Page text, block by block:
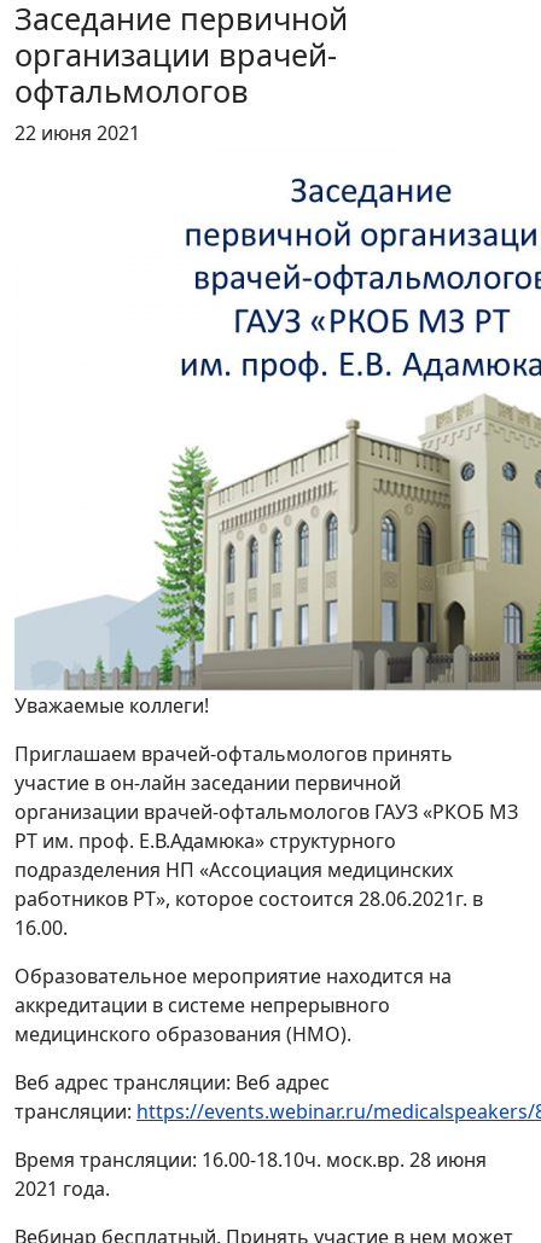
Заседание первичной
организации врачей-
офтальмологов
22 июня 2021
Уважаемые коллеги!
Приглашаем врачей-офтальмологов принять
участие в он-лайн заседании первичной
организации врачей-офтальмологов ГАУЗ «РКОБ МЗ
РТ им. проф. Е.В.Адамюка» структурного
подразделения НП «Ассоциация медицинских
работников РТ», которое состоится 28.06.2021г. в
16.00.
Образовательное мероприятие находится на
аккредитации в системе непрерывного
медицинского образования (НМО).
Веб адрес трансляции: Веб адрес
трансляции: https://events.webinar.ru/medicalspeakers/
Время трансляции: 16.00-18.10ч. моск.вр. 28 июня
2021 года.
Вебинар бесплатный. Принять участие в нем может